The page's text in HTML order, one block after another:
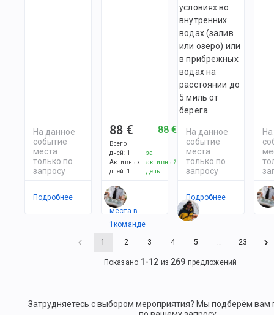
На данное
событие
места
только по
запросу
Подробнее
88 €
Всего
дней: 1
Активных
дней: 1
88 €
за
активный
день
Есть
места в
1командe
условиях во
внутренних
водах (залив
или озеро) или
в прибрежных
водах на
расстоянии до
5 миль от
берега.
На данное
событие
места
только по
запросу
Подробнее
1 2 3 4 5 … 23
Показано 1 -12 из 269 предложений
Затрудняетесь с выбором мероприятия? Мы подберём вам